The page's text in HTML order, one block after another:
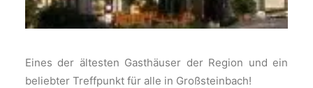
Eines der ältesten Gasthäuser der Region und ein
beliebter Treffpunkt für alle in Großsteinbach!